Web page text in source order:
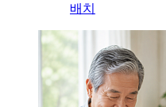
배치